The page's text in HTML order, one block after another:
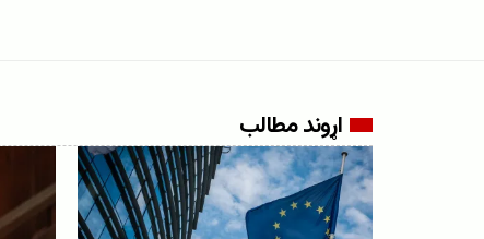
اړوند مطالب